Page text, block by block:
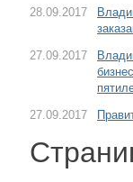
28.09.2017
27.09.2017
27.09.2017